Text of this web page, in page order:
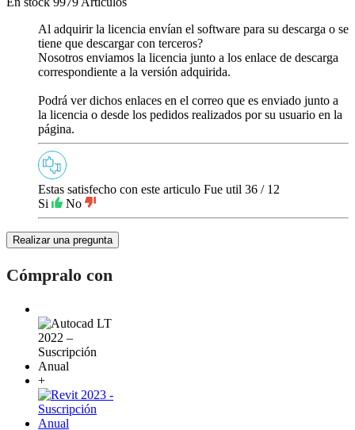
Al adquirir la licencia envían el software para su descarga o se
tiene que descargar con terceros?
Nosotros enviamos la licencia junto a los enlace de descarga
correspondiente a la versión adquirida.
Podrá ver dichos enlaces en el correo que es enviado junto a
la licencia o desde los pedidos realizados por su usuario en la
página.
Estas satisfecho con este articulo Fue util 36 / 12
Si
No
Realizar una pregunta
Cómpralo con
+